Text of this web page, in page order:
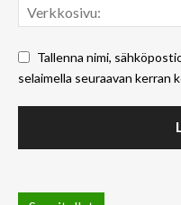
Tallenna nimi,
selaimella seuraavan kerran